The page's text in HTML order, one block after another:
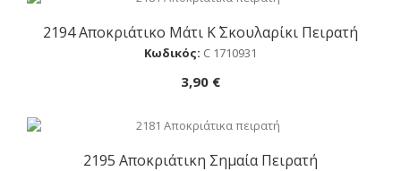
Αγορά
2194 Αποκριάτικο Μάτι Κ΄ Σκουλαρίκι Πειρατή
Κωδικός: C 1710931
3,90 €
Αγορά
2195 Αποκριάτικη Σημαία Πειρατή